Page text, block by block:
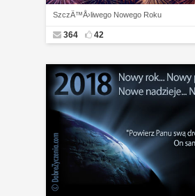
SzczÄ™Å›liwego Nowego Roku
364 42